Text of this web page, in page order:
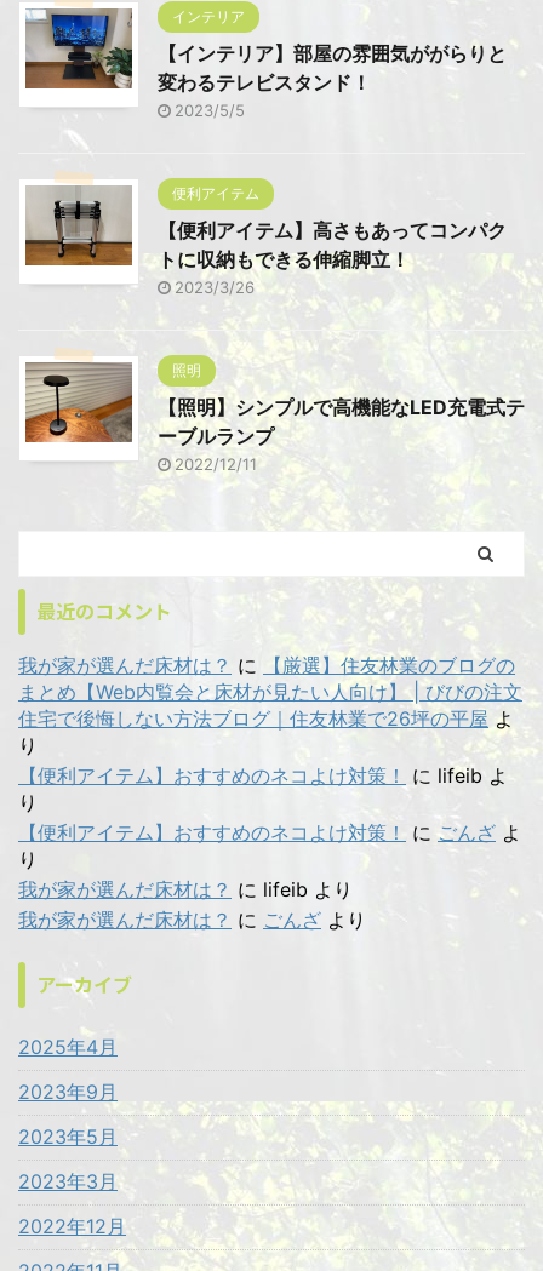
インテリア
【インテリア】部屋の雰囲気ががらりと
変わるテレビスタンド！
2023/5/5
便利アイテム
【便利アイテム】高さもあってコンパク
トに収納もできる伸縮脚立！
2023/3/26
照明
【照明】シンプルで高機能なLED充電式テ
ーブルランプ
2022/12/11
最近のコメント
我が家が選んだ床材は？ に
【厳選】住友林業のブログの
まとめ【Web内覧会と床材が見たい人向け】 | びびの注文
住宅で後悔しない方法ブログ｜住友林業で26坪の平屋 よ
り
【便利アイテム】おすすめのネコよけ対策！
に lifeib よ
り
【便利アイテム】おすすめのネコよけ対策！
に ごんざ よ
り
我が家が選んだ床材は？ に lifeib より
我が家が選んだ床材は？ に ごんざ より
アーカイブ
2025年4月
2023年9月
2023年5月
2023年3月
2022年12月